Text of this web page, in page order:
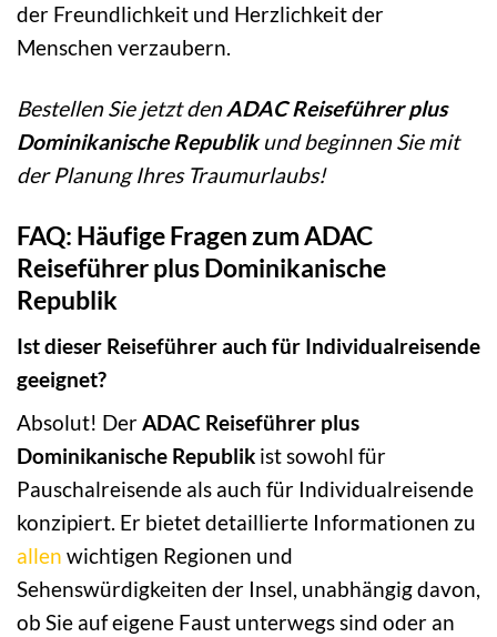
der Freundlichkeit und Herzlichkeit der
Menschen verzaubern.
Bestellen Sie jetzt denADAC Reiseführer plus
Dominikanische Republikund beginnen Sie mit
der Planung Ihres Traumurlaubs!
FAQ: Häufige Fragen zum ADAC
Reiseführer plus Dominikanische
Republik
Ist dieser Reiseführer auch für Individualreisende
geeignet?
Absolut! DerADAC Reiseführer plus
Dominikanische Republik ist sowohl für
Pauschalreisende als auch für Individualreisende
konzipiert. Er bietet detaillierte Informationen zu
allen wichtigen Regionen und
Sehenswürdigkeiten der Insel, unabhängig davon,
ob Sie auf eigene Faust unterwegs sind oder an